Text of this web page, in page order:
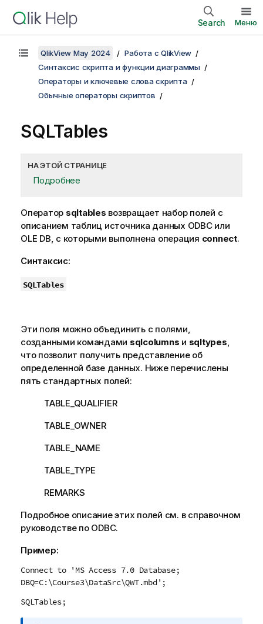
Search Меню
QlikView May 2024
Работа с QlikView
Синтаксис скрипта и функции диаграммы
Операторы и ключевые слова скрипта
Обычные операторы скриптов
SQLTables
НА ЭТОЙ СТРАНИЦЕ
Подробнее
Оператор sqltables возвращает набор полей с
описанием таблиц источника данных ODBCили
OLE DB, с которыми выполнена операция connect.
Синтаксис:
SQLTables
Эти поля можно объединить с полями,
созданными командами sqlcolumns и sqltypes,
что позволит получить представление об
определенной базе данных. Ниже перечислены
пять стандартных полей:
TABLE_QUALIFIER
TABLE_OWNER
TABLE_NAME
TABLE_TYPE
REMARKS
Подробное описание этих полей см. в справочном
руководстве по ODBC.
Пример:
Connect to 'MS Access 7.0 Database;
DBQ=C:\Course3\DataSrc\QWT.mbd';
SQLTables;